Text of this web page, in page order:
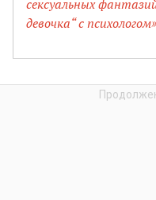
сексуальных
девочка“ с